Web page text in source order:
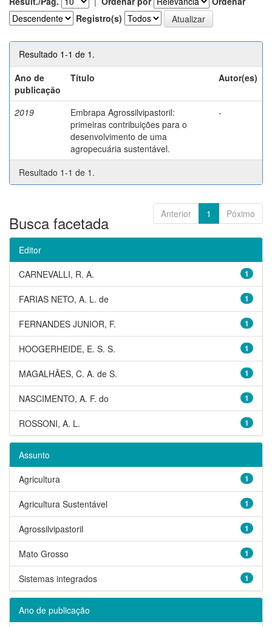
Registro(s)
Resultado 1-1 de 1.
Ano de
publicação
Título Autor(es)
2019
Embrapa Agrossilvipastoril:
primeiras contribuições para o
desenvolvimento de uma
agropecuária sustentável.
-
Resultado 1-1 de 1.
Anterior 1 Póximo
Busca facetada
Editor
1
CARNEVALLI, R. A.
1
FARIAS NETO, A. L. de
1
FERNANDES JUNIOR, F.
1
HOOGERHEIDE, E. S. S.
1
MAGALHÃES, C. A. de S.
1
NASCIMENTO, A. F. do
1
ROSSONI, A. L.
Assunto
1
Agricultura
1
Agricultura Sustentável
1
Agrossilvipastoril
1
Mato Grosso
1
Sistemas integrados
Ano de publicação